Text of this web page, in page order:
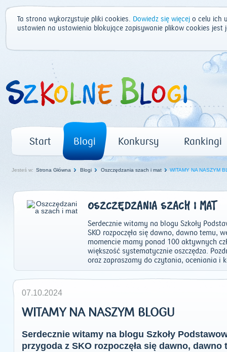
Ta strona wykorzystuje pliki cookies. Dowiedz się więcej o celu ich
ustawień na ustawienia blokujące zapisywanie plików cookies
Start Blogi Konkursy Rankingi
Jesteś w: Strona Główna Blogi Oszczędzania szach i mat WITAMY NA NASZYM
OSZCZĘDZANIA SZACH I MAT
Serdecznie witamy na blogu Szkoły
SKO rozpoczęła się dawno, dawno temu,
momencie mamy ponad 100 aktywnych
większość systematycznie oszczędza.
oraz zapraszamy do czytania, oceniania i
07.10.2024
WITAMY NA NASZYM BLOGU
Serdecznie witamy na blogu Szkoły
przygoda z SKO rozpoczęła się dawno,